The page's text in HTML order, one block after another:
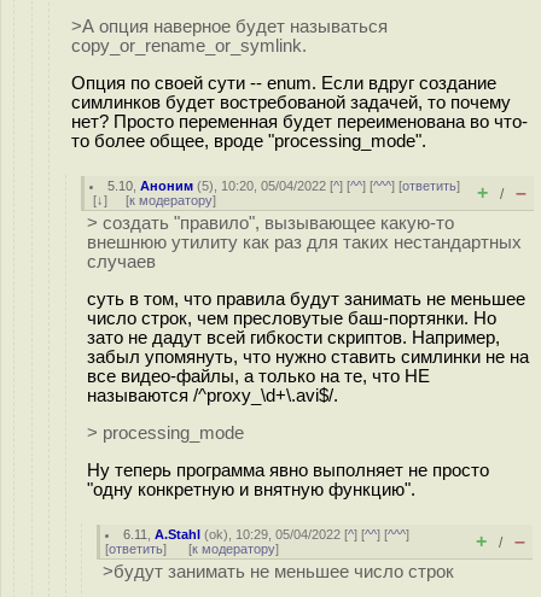
>А опция наверное будет называться
copy_or_rename_or_symlink.
Опция по своей сути -- enum. Если вдруг создание
симлинков будет востребованой задачей, то почему
нет? Просто переменная будет переименована во что-
то более общее, вроде "processing_mode".
5.10 ,Аноним (5), 10:20, 05/04/2022 [^] [^^] [^^^] [ответить]
[↓] [к модератору] + / –
> создать "правило", вызывающее какую-то
внешнюю утилиту как раз для таких нестандартных
случаев
суть в том, что правила будут занимать не меньшее
число строк, чем пресловутые баш-портянки. Но
зато не дадут всей гибкости скриптов. Например,
забыл упомянуть, что нужно ставить симлинки не на
все видео-файлы, а только на те, что НЕ
называются /^proxy_\d+\.avi$/.
> processing_mode
Ну теперь программа явно выполняет не просто
"одну конкретную и внятную функцию".
6.11 ,A.Stahl (ok), 10:29, 05/04/2022 [^] [^^] [^^^]
[ответить] [к модератору] + / –
>будут занимать не меньшее число строк